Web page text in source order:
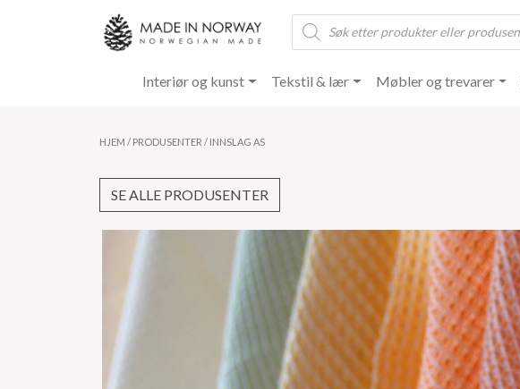
Products
search
Interiør og kunst Tekstil & lær Møbler og trevarer
HJEM / PRODUSENTER / INNSLAG AS
SE ALLE PRODUSENTER